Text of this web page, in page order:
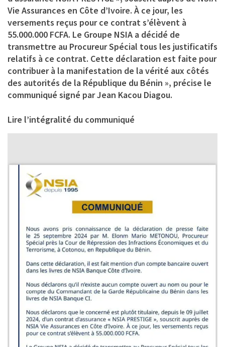
Vie Assurances en Côte d’Ivoire. À ce jour, les
versements reçus pour ce contrat s’élèvent à
55.000.000 FCFA. Le Groupe NSIA a décidé de
transmettre au Procureur Spécial tous les justificatifs
relatifs à ce contrat. Cette déclaration est faite pour
contribuer à la manifestation de la vérité aux côtés
des autorités de la République du Bénin », précise le
communiqué signé par Jean Kacou Diagou.
Lire l’intégralité du communiqué